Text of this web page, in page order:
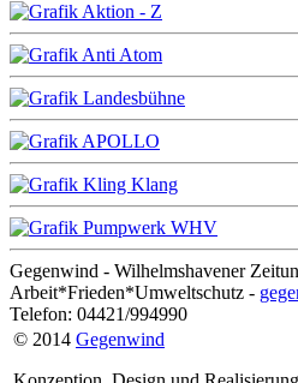
Gegenwind - Wilhelmshavener
Arbeit*Frieden*Umweltschutz -
Telefon: 04421/994990
© 2014 Gegenwind